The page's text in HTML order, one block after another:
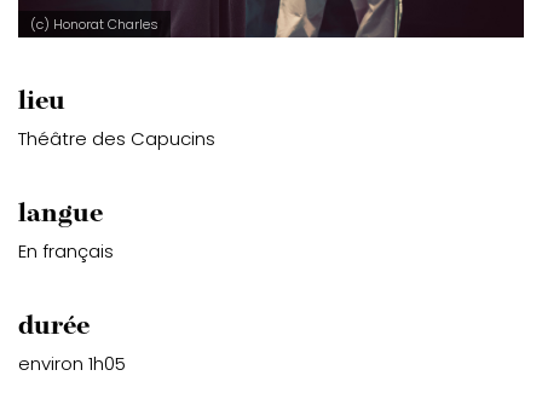
(c) Honorat Charles
lieu
Théâtre des Capucins
langue
En français
durée
environ 1h05